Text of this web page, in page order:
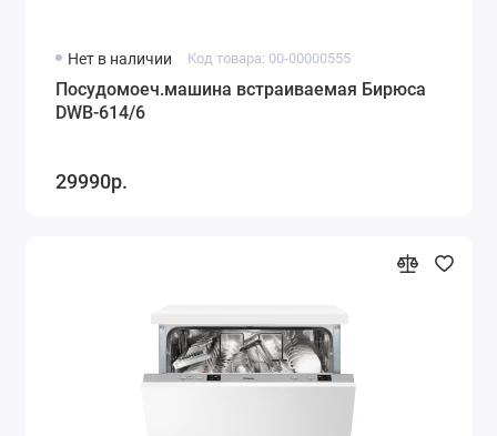
Нет в наличии Код товара: 00-00000555
Посудомоеч.машина встраиваемая Бирюса
DWB-614/6
29990р.